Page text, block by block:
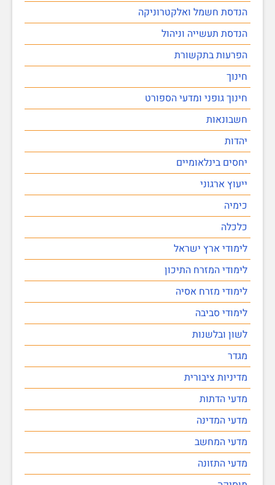
הנדסת חשמל ואלקטרוניקה
הנדסת תעשייה וניהול
הפרעות בתקשורת
חינוך
חינוך גופני ומדעי הספורט
חשבונאות
יהדות
יחסים בינלאומיים
ייעוץ ארגוני
כימיה
כלכלה
לימודי ארץ ישראל
לימודי המזרח התיכון
לימודי מזרח אסיה
לימודי סביבה
לשון ובלשנות
מגדר
מדיניות ציבורית
מדעי הדתות
מדעי המדינה
מדעי המחשב
מדעי התזונה